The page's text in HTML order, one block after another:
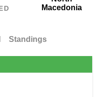
Macedonia
Standings